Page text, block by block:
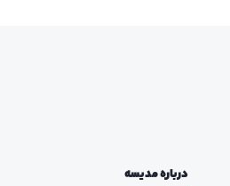
درباره مدیسه